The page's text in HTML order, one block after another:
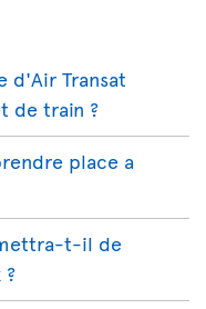
d'Air Transat
de train ?
place a
t-il de
?